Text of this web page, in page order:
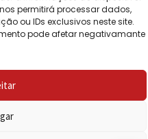
permitirá processar dados,
ou IDs exclusivos neste site.
pode afetar negativamante